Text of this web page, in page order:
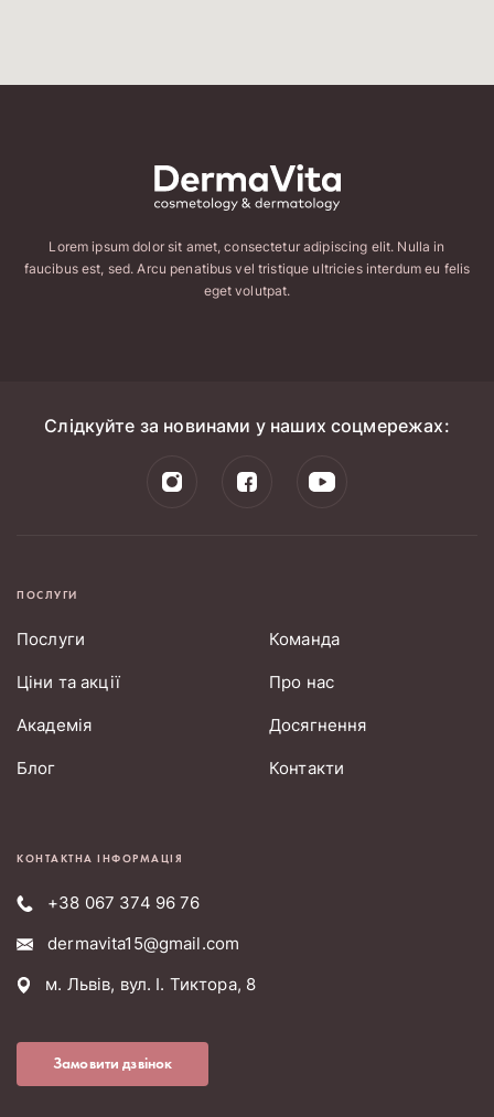
Lorem ipsum dolor sit amet, consectetur adipiscing elit. Nulla in
faucibus est, sed. Arcu penatibus vel tristique ultricies interdum eu felis
eget volutpat.
Слідкуйте за новинами у наших соцмережах:
ПОСЛУГИ
Послуги
Ціни та акції
Академія
Блог
Команда
Про нас
Досягнення
Контакти
КОНТАКТНА ІНФОРМАЦІЯ
+38 067 374 96 76
dermavita15@gmail.com
м. Львів, вул. І. Тиктора, 8
Замовити дзвінок